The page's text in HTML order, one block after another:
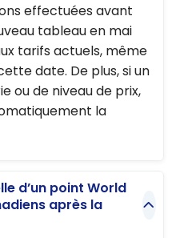
effectuées avant
tableau en mai
tarifs actuels, même
date. De plus, si un
ou de niveau de prix,
la
d’un point World
après la